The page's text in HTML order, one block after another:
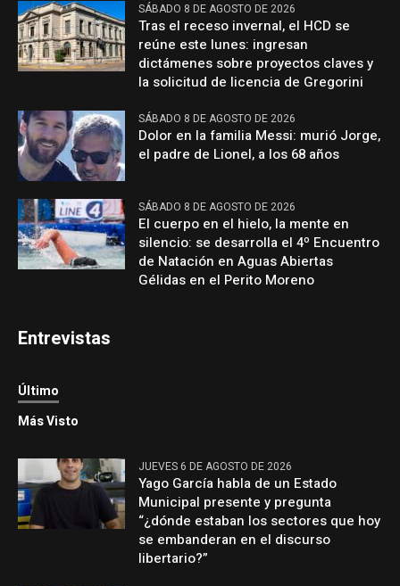
SÁBADO 8 DE AGOSTO DE 2026
Tras el receso invernal, el HCD se
reúne este lunes: ingresan
dictámenes sobre proyectos claves y
la solicitud de licencia de Gregorini
SÁBADO 8 DE AGOSTO DE 2026
Dolor en la familia Messi: murió Jorge,
el padre de Lionel, a los 68 años
SÁBADO 8 DE AGOSTO DE 2026
El cuerpo en el hielo, la mente en
silencio: se desarrolla el 4º Encuentro
de Natación en Aguas Abiertas
Gélidas en el Perito Moreno
Entrevistas
Último
Más Visto
JUEVES 6 DE AGOSTO DE 2026
Yago García habla de un Estado
Municipal presente y pregunta
“¿dónde estaban los sectores que hoy
se embanderan en el discurso
libertario?”